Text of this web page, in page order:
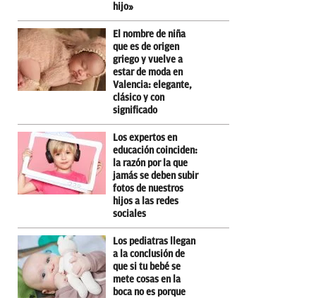
hijo»
El nombre de niña
que es de origen
griego y vuelve a
estar de moda en
Valencia: elegante,
clásico y con
significado
Los expertos en
educación coinciden:
la razón por la que
jamás se deben subir
fotos de nuestros
hijos a las redes
sociales
Los pediatras llegan
a la conclusión de
que si tu bebé se
mete cosas en la
boca no es porque